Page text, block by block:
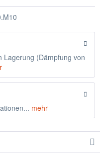
Lagerung (Dämpfung von
mehr